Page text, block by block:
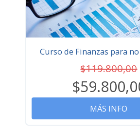
Curso de Finanzas para
$119.800,00
MÁS INFO